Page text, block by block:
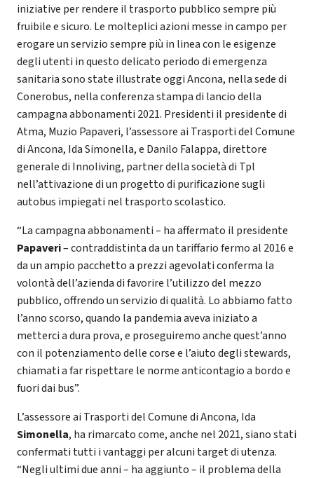
iniziative per rendere il trasporto pubblico sempre più
fruibile e sicuro. Le molteplici azioni messe in campo per
erogare un servizio sempre più in linea con le esigenze
degli utenti in questo delicato periodo di emergenza
sanitaria sono state illustrate oggi Ancona, nella sede di
Conerobus, nella conferenza stampa di lancio della
campagna abbonamenti 2021. Presidenti il presidente di
Atma, Muzio Papaveri, l’assessore ai Trasporti del Comune
di Ancona, Ida Simonella, e Danilo Falappa, direttore
generale di Innoliving, partner della società di Tpl
nell’attivazione di un progetto di purificazione sugli
autobus impiegati nel trasporto scolastico.
“La campagna abbonamenti – ha affermato il presidente
Papaveri– contraddistinta da un tariffario fermo al 2016 e
da un ampio pacchetto a prezzi agevolati conferma la
volontà dell’azienda di favorire l’utilizzo del mezzo
pubblico, offrendo un servizio di qualità. Lo abbiamo fatto
l’anno scorso, quando la pandemia aveva iniziato a
metterci a dura prova, e proseguiremo anche quest’anno
con il potenziamento delle corse e l’aiuto degli stewards,
chiamati a far rispettare le norme anticontagio a bordo e
fuori dai bus”.
L’assessore ai Trasporti del Comune di Ancona, Ida
Simonella, ha rimarcato come, anche nel 2021, siano stati
confermati tutti i vantaggi per alcuni target di utenza.
“Negli ultimi due anni – ha aggiunto – il problema della